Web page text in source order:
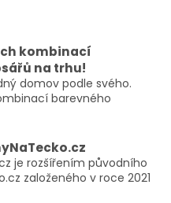
kombinací
na trhu!
domov podle svého.
barevného
je rozšířením původního
založeného v roce 2021